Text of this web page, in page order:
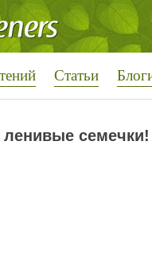
Статьи
семечки!